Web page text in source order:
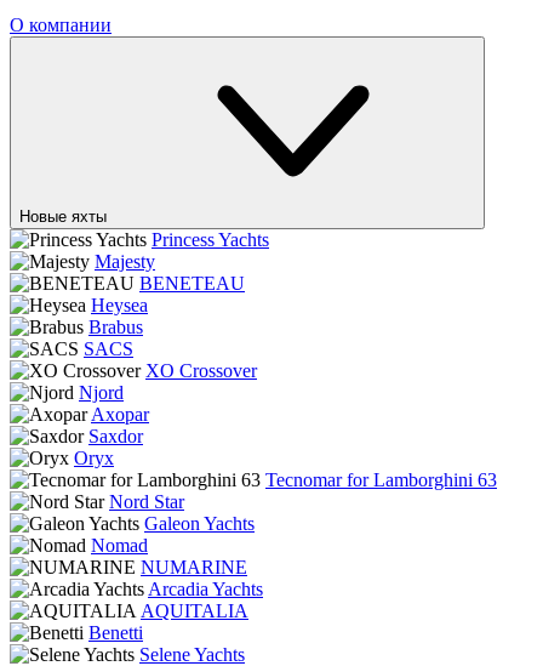
О компании
Новые яхты
Princess Yachts
Majesty
BENETEAU
Heysea
Brabus
SACS
XO Crossover
Njord
Axopar
Saxdor
Oryx
Tecnomar for Lamborghini 63
Nord Star
Galeon Yachts
Nomad
NUMARINE
Arcadia Yachts
AQUITALIA
Benetti
Selene Yachts